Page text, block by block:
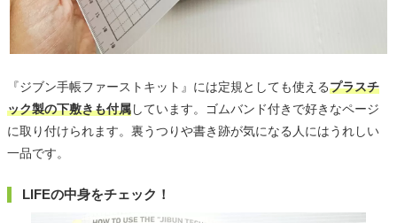
『ジブン手帳ファーストキット』には定規としても使えるプラスチ
ック製の下敷きも付属しています。ゴムバンド付きで好きなページ
に取り付けられます。裏うつりや書き跡が気になる人にはうれしい
一品です。
LIFEの中身をチェック！